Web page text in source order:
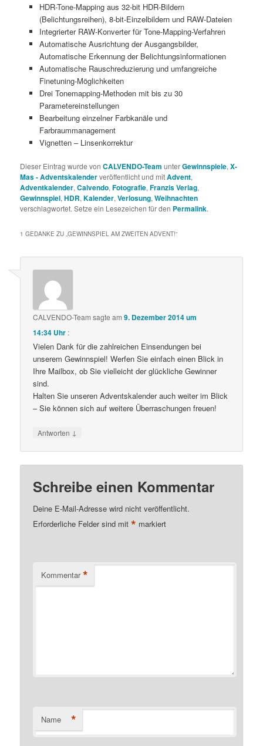
HDR-Tone-Mapping aus 32-bit HDR-Bildern
(Belichtungsreihen), 8-bit-Einzelbildern und RAW-Dateien
Integrierter RAW-Konverter für Tone-Mapping-Verfahren
Automatische Ausrichtung der Ausgangsbilder,
Automatische Erkennung der Belichtungsinformationen
Automatische Rauschreduzierung und umfangreiche
Finetuning-Möglichkeiten
Drei Tonemapping-Methoden mit bis zu 30
Parametereinstellungen
Bearbeitung einzelner Farbkanäle und
Farbraummanagement
Vignetten – Linsenkorrektur
Dieser Eintrag wurde vonCALVENDO-Team unterGewinnspiele,X-
Mas - Adventskalenderveröffentlicht und mitAdvent,
Adventkalender,Calvendo,Fotografie,Franzis Verlag,
Gewinnspiel,HDR,Kalender,Verlosung,Weihnachten
verschlagwortet. Setze ein Lesezeichen für den Permalink.
1 GEDANKE ZU „GEWINNSPIEL AM ZWEITEN ADVENT!“
CALVENDO-Team sagte am9. Dezember 2014 um
14:34 Uhr :
Vielen Dank für die zahlreichen Einsendungen bei
unserem Gewinnspiel! Werfen Sie einfach einen Blick in
Ihre Mailbox, ob Sie vielleicht der glückliche Gewinner
sind.
Halten Sie unseren Adventskalender auch weiter im Blick
– Sie können sich auf weitere Überraschungen freuen!
Antworten ↓
Schreibe einen Kommentar
Deine E-Mail-Adresse wird nicht veröffentlicht.
Erforderliche Felder sind mit* markiert
Kommentar *
Name *